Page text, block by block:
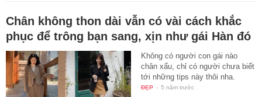
Chân không thon dài vẫn có vài cách khắc
phục để trông bạn sang, xịn như gái Hàn đó
Không có người con gái nào
chân xấu, chỉ có người chưa biết
tới những tips này thôi nha.
ĐẸP - 5 năm trước